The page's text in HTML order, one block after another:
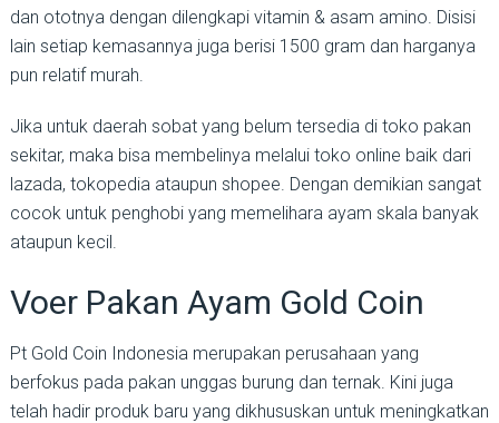
dan ototnya dengan dilengkapi vitamin & asam amino. Disisi
lain setiap kemasannya juga berisi 1500 gram dan harganya
pun relatif murah.
Jika untuk daerah sobat yang belum tersedia di toko pakan
sekitar, maka bisa membelinya melalui toko online baik dari
lazada, tokopedia ataupun shopee. Dengan demikian sangat
cocok untuk penghobi yang memelihara ayam skala banyak
ataupun kecil.
Voer Pakan Ayam Gold Coin
Pt Gold Coin Indonesia merupakan perusahaan yang
berfokus pada pakan unggas burung dan ternak. Kini juga
telah hadir produk baru yang dikhususkan untuk meningkatkan